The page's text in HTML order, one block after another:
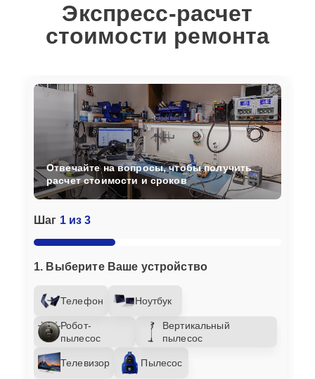
Экспресс-расчет
стоимости ремонта
Шаг 1 из 3
1. Выберите Ваше устройство
Телефон Ноутбук
Робот-
пылесос
Вертикальный
пылесос
Телевизор
Пылесос
Отвечайте на вопросы, чтобы получить
расчет стоимости и сроков